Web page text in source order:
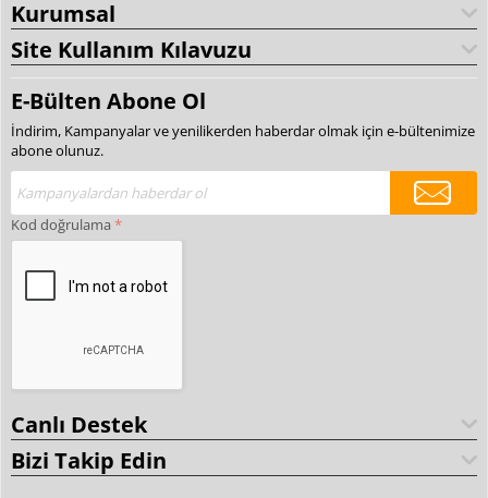
Kurumsal
Site Kullanım Kılavuzu
E-Bülten Abone Ol
İndirim, Kampanyalar ve yenilikerden haberdar olmak için e-bültenimize
abone olunuz.
Kod doğrulama
Canlı Destek
Bizi Takip Edin